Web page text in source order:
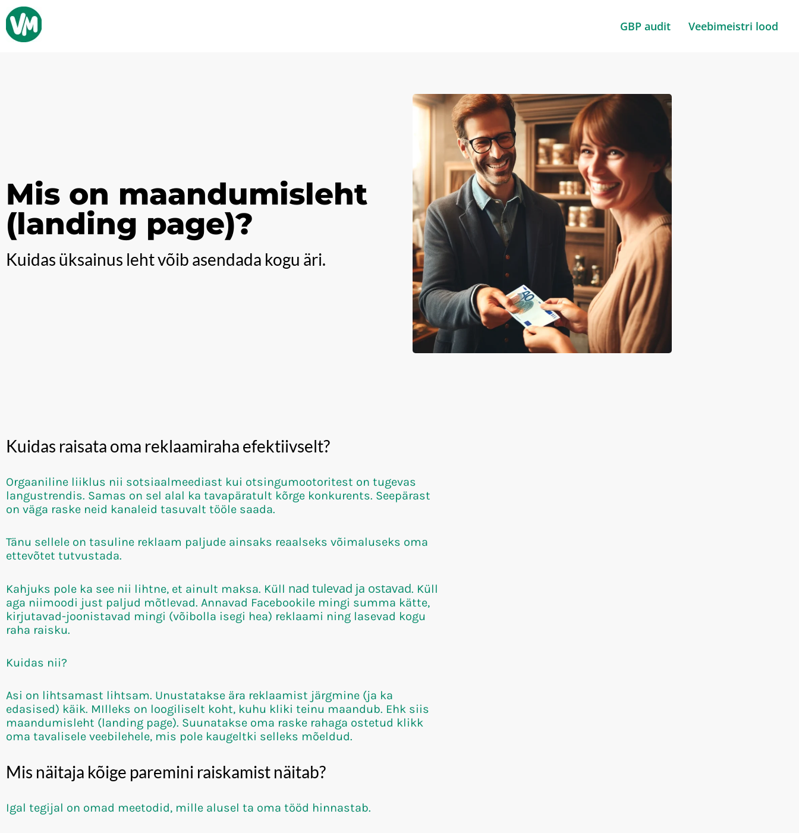
GBP audit Veebimeistri lood
Mis on maandumisleht
(landing page)?
Kuidas üksainus leht võib asendada kogu äri.
Kuidas raisata oma reklaamiraha efektiivselt?
Orgaaniline liiklus nii sotsiaalmeediast kui otsingumootoritest on tugevas
langustrendis. Samas on sel alal ka tavapäratult kõrge konkurents. Seepärast
on väga raske neid kanaleid tasuvalt tööle saada.
Tänu sellele on tasuline reklaam paljude ainsaks reaalseks võimaluseks oma
ettevõtet tutvustada.
Kahjuks pole ka see nii lihtne, et ainult maksa. Küll nad tulevad ja ostavad. Küll
aga niimoodi just paljud mõtlevad. Annavad Facebookile mingi summa kätte,
kirjutavad-joonistavad mingi (võibolla isegi hea) reklaami ning lasevad kogu
raha raisku.
Kuidas nii?
Asi on lihtsamast lihtsam. Unustatakse ära reklaamist järgmine (ja ka
edasised) käik. MIlleks on loogiliselt koht, kuhu kliki teinu maandub. Ehk siis
maandumisleht (landing page). Suunatakse oma raske rahaga ostetud klikk
oma tavalisele veebilehele, mis pole kaugeltki selleks mõeldud.
Mis näitaja kõige paremini raiskamist näitab?
Igal tegijal on omad meetodid, mille alusel ta oma tööd hinnastab.